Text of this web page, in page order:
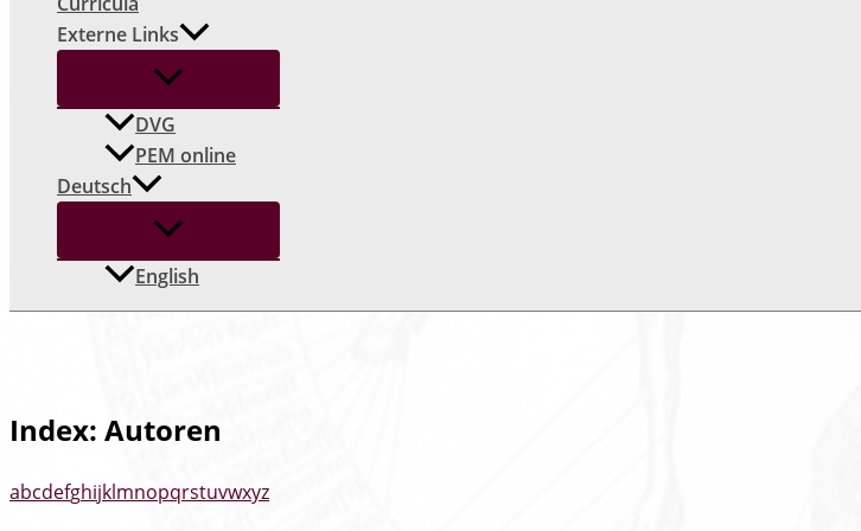
Externe Links
DVG
PEM online
Deutsch
English
Index: Autoren
abcdefghijklmnopqrstuvwxyz